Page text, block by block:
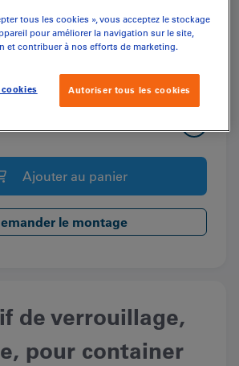
de
angulaire,
pour
Ajouter au panier
le montage
de verrouillage,
pour container
tous les cookies », vous acceptez le stockage
pour améliorer la navigation sur le site,
et contribuer à nos efforts de marketing.
Autoriser tous les cookies